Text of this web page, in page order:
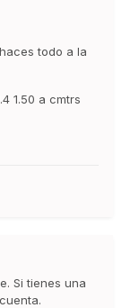
todo a la
1.50 a cmtrs
Si tienes una